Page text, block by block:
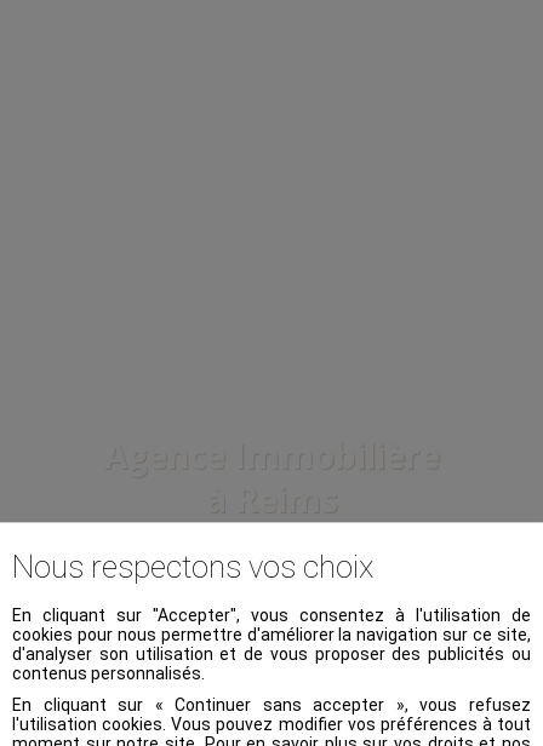
Agence Immobilière
à Reims
Voir nos73 biens à la location
Ou, filtrez votre demande :
Nous respectons vos choix
En cliquant sur "Accepter", vous consentez à l'utilisation de
cookies pour nous permettre d'améliorer la navigation sur ce site,
d'analyser son utilisation et de vous proposer des publicités ou
contenus personnalisés.
En cliquant sur « Continuer sans accepter », vous refusez
l'utilisation cookies. Vous pouvez modifier vos préférences à tout